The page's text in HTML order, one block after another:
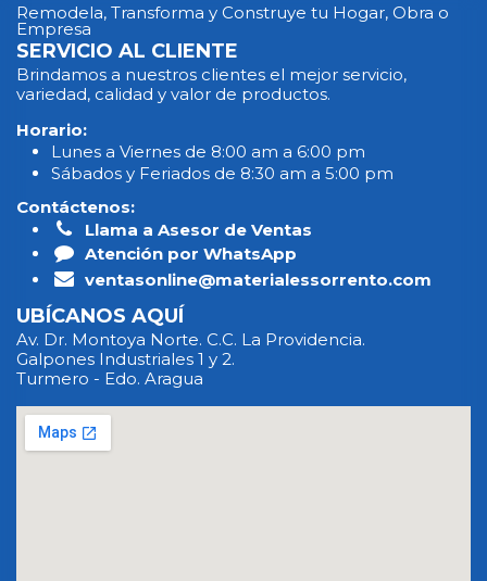
Remodela, Transforma y Construye tu Hogar, Obra o
Empresa
SERVICIO AL CLIENTE
Brindamos a nuestros clientes el mejor servicio,
variedad, calidad y valor de productos.
Horario:
Lunes a Viernes de 8:00 am a 6:00 pm
Sábados y Feriados de 8:30 am a 5:00 pm
Contáctenos:
Llama a Asesor de Ventas
Atención por WhatsApp
ventasonline@materialessorrento.com
UBÍCANOS AQUÍ
Av. Dr. Montoya Norte. C.C. La Providencia.
Galpones Industriales 1 y 2.
Turmero - Edo. Aragua